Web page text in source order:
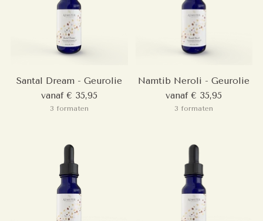
Santal Dream - Geurolie
vanaf € 35,95
3 formaten
Namtib Neroli - Geurolie
vanaf € 35,95
3 formaten